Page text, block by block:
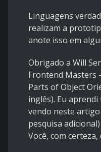
Linguagens
realizam a
anote isso em
Obrigado a Will
Frontend Masters -
Parts of Object
inglês). Eu
vendo neste
pesquisa
Você, com